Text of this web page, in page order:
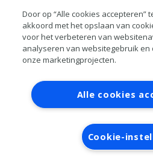
Bijzonder praktisch is dat de
eenvoudig rechtstreeks kunnen
suggesties voor nieuwe artikelen.
brug waar Nipparts een bepaald
levert. De monteur kan Nipparts
Nipparts een proces van
Weer zo’n duidelijk voorbeeld van
Contact Account
RAI bestanden
Privacy
Verwerkersovereenkomst
Door op “Alle cookies accepteren”
akkoord met het opslaan van
voor het verbeteren van
analyseren van websitegebruik en
onze marketingprojecten.
Alle cookies
Cookie-